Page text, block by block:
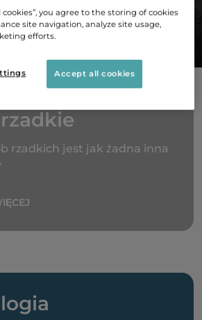
rzadkich jest jak żadna inna
cookies”, you agree to the storing of cookies
site navigation, analyze site usage,
efforts.
Accept all cookies